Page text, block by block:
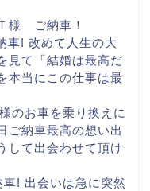
ご納車！
車! 改めて人生の大
見て
「結婚は最高だ
本当にこの仕事は最
のお車を乗り換えに
ご納車最高の想い出
して出会わせて頂け
! 出会いは急に 突然